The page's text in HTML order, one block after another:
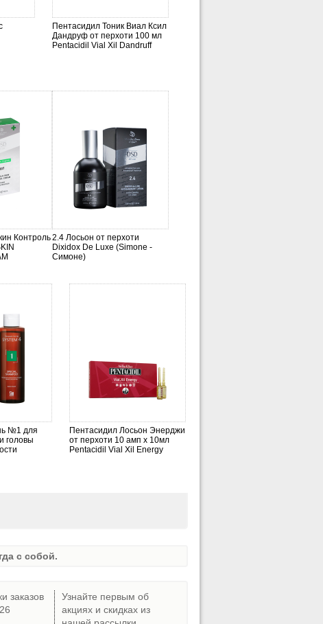
Пентасидил Тоник Виал Ксил
Дандруф от перхоти 100 мл
Pentacidil Vial Xil Dandruff
Контроль2.4 Лосьон от перхоти
Dixidox De Luxe (Simone -
Симоне)
№1 для
головы
Пентасидил Лосьон Энерджи
от перхоти 10 амп х 10мл
Pentacidil Vial Xil Energy
с собой.
заказов
Узнайте первым об
акциях и скидках из